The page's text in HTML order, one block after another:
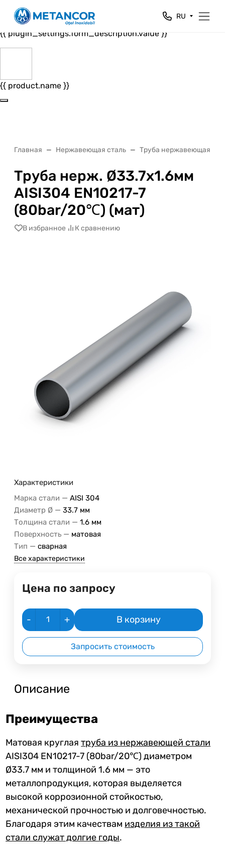
Close
{{ plugin_settings.form_header.value }}
{{ plugin_settings.form_description.value }}
{{ product.name }}
RU
Главная Нержавеющая сталь Труба нержавеющая
Труба нерж. Ø33.7х1.6мм
AISI304 EN10217-7
(80bar/20℃) (мат)
В избранное К сравнению
Характеристики
Марка стали — AISI 304
Диаметр Ø — 33.7 мм
Толщина стали — 1.6 мм
Поверхность — матовая
Тип — сварная
Все характеристики
Цена по запросу
- + В корзину
Запросить стоимость
Описание
Преимущества
Матовая круглаятруба из нержавеющей стали
AISI304 EN10217-7 (80bar/20℃) диаметром
Ø33.7 мм и толщиной 1.6 мм — это
металлопродукция, которая выделяется
высокой коррозионной стойкостью,
механической прочностью и долговечностью.
Благодаря этим качествам изделия из такой
стали служат долгие годы.